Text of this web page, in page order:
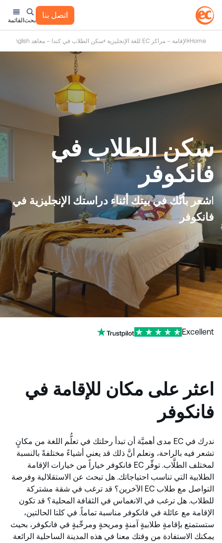
ا
ح
اتصل بنا
بحث القائمة
Home الإقامة – مراكز EC للغة الإنجليزية سكن الطلاب في كندا – معاهد EC English – مدارس EC English
سكن الطلاب في
فانكوفر
اشعر بأنَّك في بيتك أثناء دراستك الإنجليزية في
فانكوفر
Excellent
اعثر على مكان للإقامة في
فانكوفر
ندرك في EC مدى أهميَّة أن تبدأ رحلتك في تعلُّم اللغة من مكانٍ
تشعر فيه بالراحة، ونعلم أنَّ ذلك قد يعني أشياءً مختلفةً بالنسبة
لمختلف الطلَّاب. توفِّر EC فانكوفر خياراً من خيارات الإقامة
الطلابية التي تناسب احتياجاتك. هل تبحث عن الاستقلالية وفرصة
التواصل مع طلاب EC الآخرين؟ قد ترغب في شقة مشتركة
للطلاب. هل ترغب في الانغماس في الثقافة المحلية؟ قد تكون
الإقامة مع عائلة في فانكوفر مناسبة تماماً. في كلتا الحالتين،
ستستمتع بإقامةٍ طلابيةٍ آمنةٍ ومريحةٍ ومرحِّبةٍ في فانكوفر، بحيث
يمكنك الاستفادة من وقتك معنا في هذه المدينة الساحلية الرائعة